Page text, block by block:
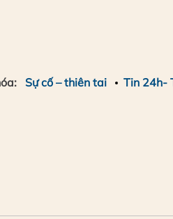
Sự cố – thiên tai Tin 24h-